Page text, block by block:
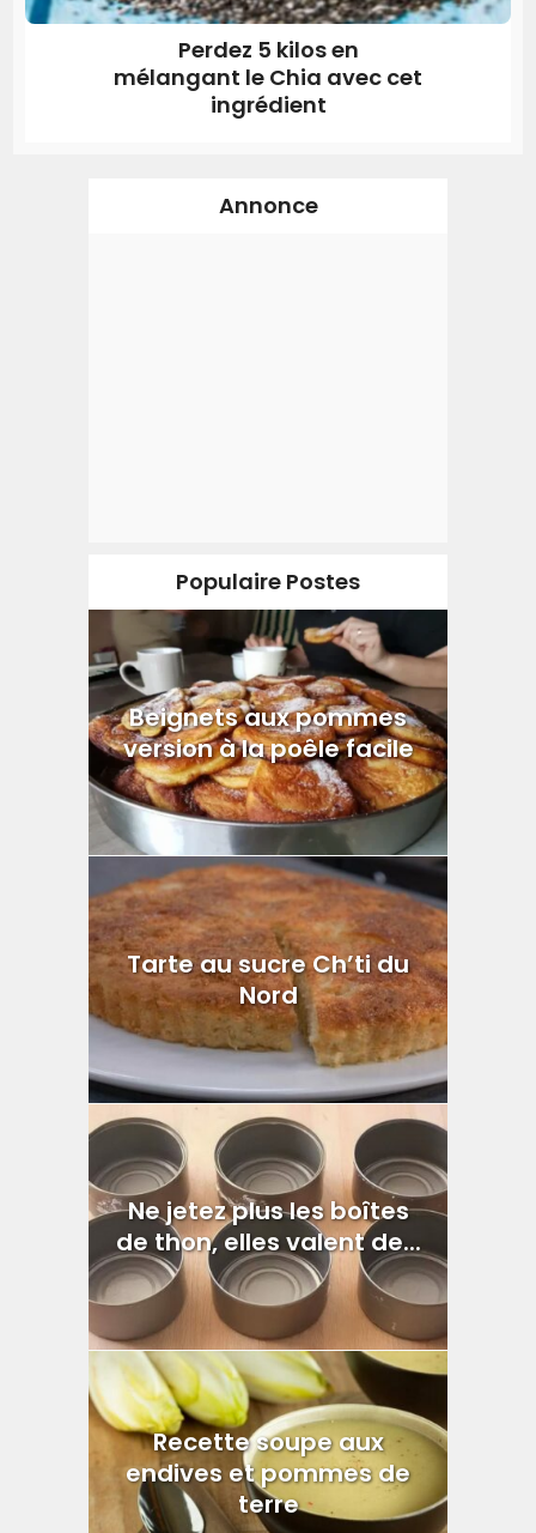
Perdez 5 kilos en
mélangant le Chia avec cet
ingrédient
Annonce
Populaire Postes
Beignets aux pommes
version à la poêle facile
Tarte au sucre Ch’ti du
Nord
Ne jetez plus les boîtes
de thon, elles valent de...
Recette soupe aux
endives et pommes de
terre